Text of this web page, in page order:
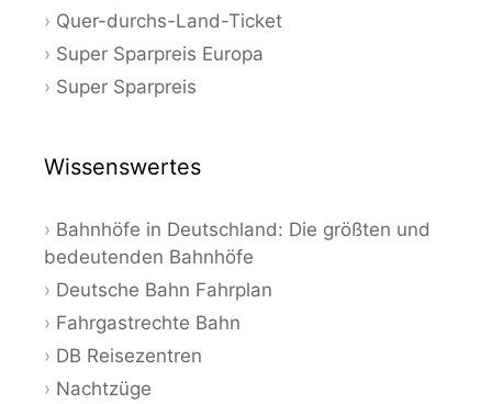
Quer-durchs-Land-Ticket
Super Sparpreis Europa
Super Sparpreis
Wissenswertes
Bahnhöfe in Deutschland: Die größten und
bedeutenden Bahnhöfe
Deutsche Bahn Fahrplan
Fahrgastrechte Bahn
DB Reisezentren
Nachtzüge